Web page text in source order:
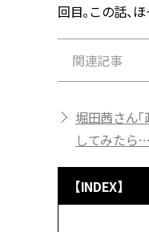
回目。この話、
関連記事
堀田茜さん
してみたら…
【INDEX】